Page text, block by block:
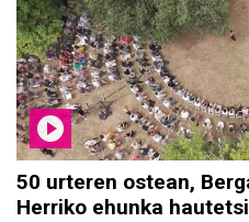
50 urteren ostean,
Herriko ehunka